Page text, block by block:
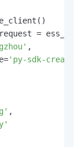
=
,
'py-sdk-create-
,